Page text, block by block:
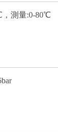
，測量:0-80℃